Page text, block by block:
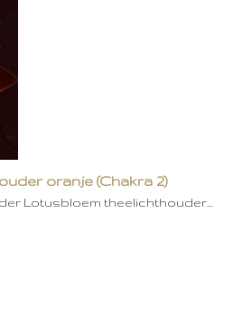
oranje (Chakra 2)
Lotusbloem theelichthouder…